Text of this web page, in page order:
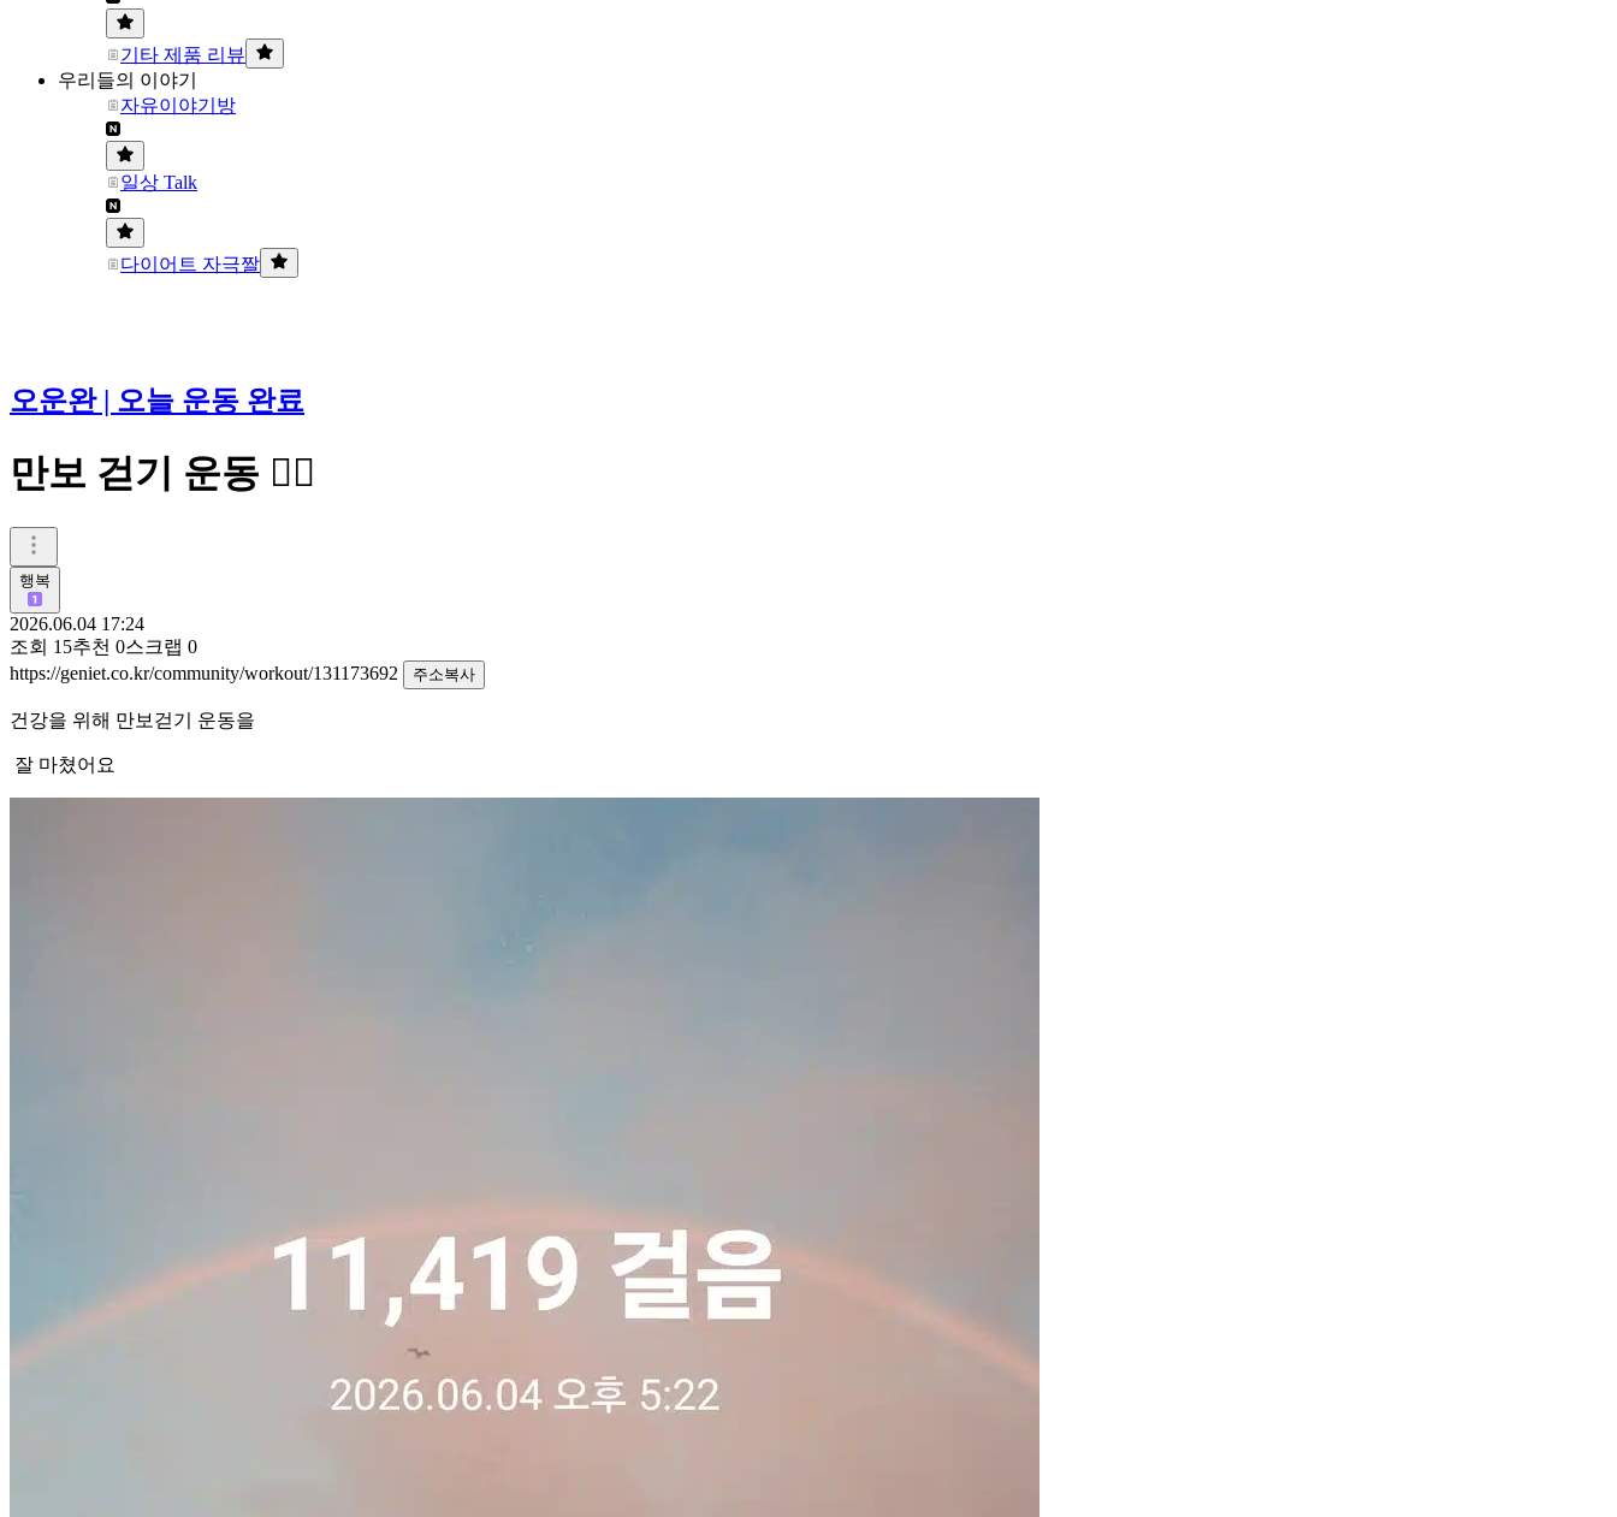
기타 제품 리뷰
우리들의 이야기
자유이야기방
일상 Talk
다이어트 자극짤
오운완 | 오늘 운동 완료
만보 걷기 운동 🚶‍♀️
행복
2026.06.04 17:24
조회 15추천 0스크랩 0
https://geniet.co.kr/community/workout/131173692
주소복사
건강을 위해 만보걷기 운동을
잘 마쳤어요